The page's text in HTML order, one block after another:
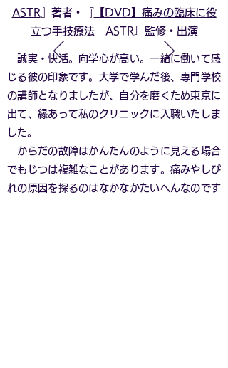
ASTR 』著者・『【DVD】痛みの臨床に役
立つ手技療法 ASTR 』監修・出演
誠実・快活。向学心が高い。一緒に働いて感
じる彼の印象です。大学で学んだ後、専門学校
の講師となりましたが、自分を磨くため東京に
出て、縁あって私のクリニックに入職いたしま
した。
からだの故障はかんたんのように見える場合
でもじつは複雑なことがあります。痛みやしび
れの原因を探るのはなかなかたいへんなのです